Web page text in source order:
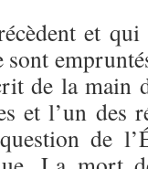
et qui
de la main
et l’un des
de